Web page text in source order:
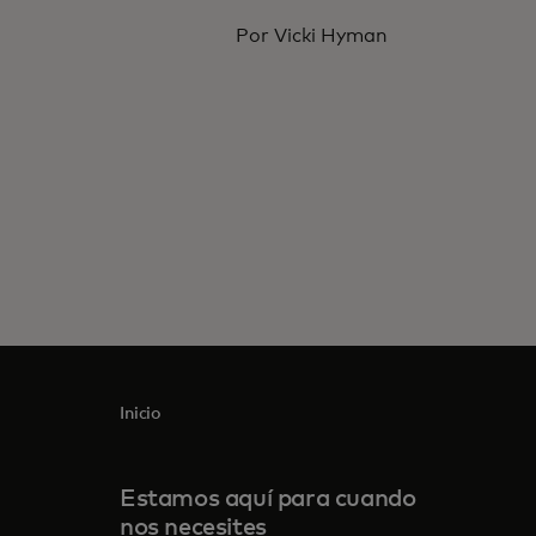
Por Vicki Hyman
Inicio
Estamos aquí para cuando
nos necesites